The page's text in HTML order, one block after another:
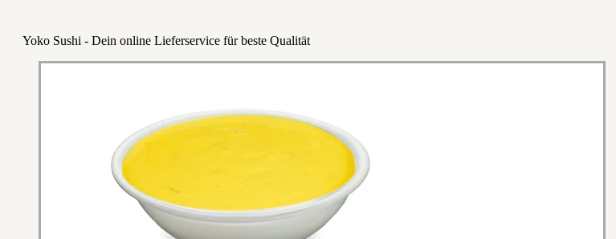
Yoko Sushi - Dein online Lieferservice für beste Qualität